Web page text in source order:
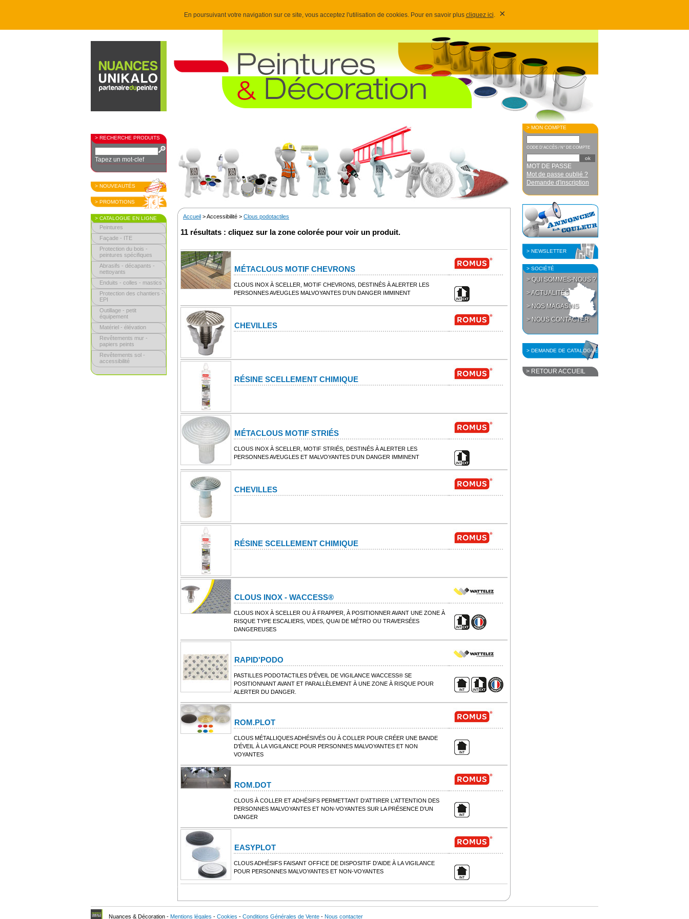
En poursuivant votre navigation sur ce site, vous acceptez l'utilisation de cookies. Pour en savoir plus cliquez ici. ×
> RECHERCHE PRODUITS
Tapez un mot-clef
> NOUVEAUTÉS
> PROMOTIONS
> CATALOGUE EN LIGNE
Peintures
Façade - ITE
Protection du bois -
peintures spécifiques
Abrasifs - décapants -
nettoyants
Enduits - colles - mastics
Protection des chantiers -
EPI
Outillage - petit
équipement
Matériel - élévation
Revêtements mur -
papiers peints
Revêtements sol -
accessibilité
Accueil > Accessibilité > Clous podotactiles
11 résultats : cliquez sur la zone colorée pour voir un produit.
MÉTACLOUS MOTIF CHEVRONS
CLOUS INOX À SCELLER, MOTIF CHEVRONS, DESTINÉS À ALERTER LES
PERSONNES AVEUGLES MALVOYANTES D'UN DANGER IMMINENT
CHEVILLES
RÉSINE SCELLEMENT CHIMIQUE
MÉTACLOUS MOTIF STRIÉS
CLOUS INOX À SCELLER, MOTIF STRIÉS, DESTINÉS À ALERTER LES
PERSONNES AVEUGLES ET MALVOYANTES D'UN DANGER IMMINENT
CHEVILLES
RÉSINE SCELLEMENT CHIMIQUE
CLOUS INOX - WACCESS®
CLOUS INOX À SCELLER OU À FRAPPER, À POSITIONNER AVANT UNE ZONE À
RISQUE TYPE ESCALIERS, VIDES, QUAI DE MÉTRO OU TRAVERSÉES
DANGEREUSES
RAPID'PODO
PASTILLES PODOTACTILES D'ÉVEIL DE VIGILANCE WACCESS® SE
POSITIONNANT AVANT ET PARALLÈLEMENT À UNE ZONE À RISQUE POUR
ALERTER DU DANGER.
ROM.PLOT
CLOUS MÉTALLIQUES ADHÉSIVÉS OU À COLLER POUR CRÉER UNE BANDE
D'ÉVEIL À LA VIGILANCE POUR PERSONNES MALVOYANTES ET NON
VOYANTES
ROM.DOT
CLOUS À COLLER ET ADHÉSIFS PERMETTANT D'ATTIRER L'ATTENTION DES
PERSONNES MALVOYANTES ET NON-VOYANTES SUR LA PRÉSENCE D'UN
DANGER
EASYPLOT
CLOUS ADHÉSIFS FAISANT OFFICE DE DISPOSITIF D'AIDE À LA VIGILANCE
POUR PERSONNES MALVOYANTES ET NON-VOYANTES
> MON COMPTE
CODE D'ACCÈS / N° DE COMPTE
MOT DE PASSE
Mot de passe oublié ?
Demande d'inscription
> NEWSLETTER
> SOCIÉTÉ
> QUI SOMMES-NOUS ?
> ACTUALITÉS
> NOS MAGASINS
> NOUS CONTACTER
> DEMANDE DE CATALOGUE
> RETOUR ACCUEIL
Nuances & Décoration - Mentions légales - Cookies - Conditions Générales de Vente - Nous contacter